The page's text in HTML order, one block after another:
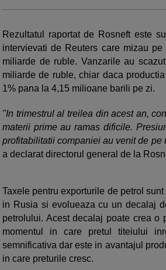
Rezultatul raportat de Rosneft este
intervievati de Reuters care mizau
miliarde de ruble. Vanzarile au
miliarde de ruble, chiar daca
1% pana la 4,15 milioane barili pe zi.
"In trimestrul al treilea din acest an,
materii prime au ramas dificile.
profitabilitatii companiei au venit de pe
a declarat directorul general de la
Taxele pentru exporturile de petrol
in Rusia si evolueaza cu un decalaj
petrolului. Acest decalaj poate crea o
momentul in care pretul titeiului
semnificativa dar este in avantajul
in care preturile cresc.